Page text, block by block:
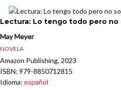
Lectura: Lo tengo todo pero no
May Meyer
NOVELA
Amazon Publishing, 2023
ISBN: 979-8850712815
Idioma: español